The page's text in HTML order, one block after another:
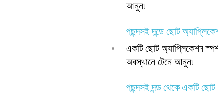
আনুন৷
পছন্দসই দন্ডে ছোট
•
একটি ছোট অ্যাপ্লিকেশন
অবস্থানে টেনে আনুন৷
পছন্দসই দন্ড থেকে একটি